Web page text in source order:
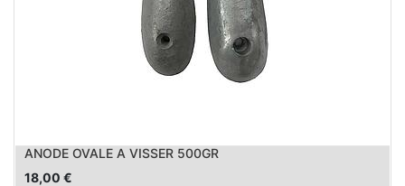
ANODE OVALE A VISSER 500GR
18,00 €